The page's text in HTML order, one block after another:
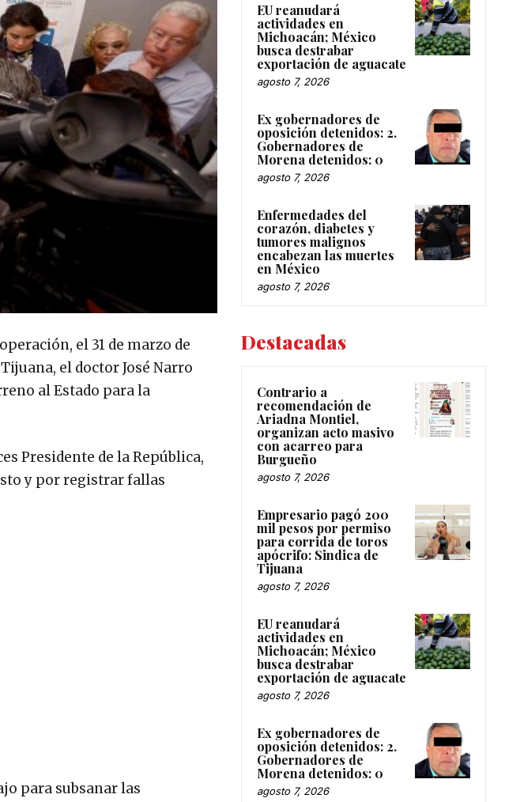
el 31 de marzo de
el doctor José Narro
al Estado para la
Presidente de la República,
y por registrar fallas
para subsanar las
EU reanudará
actividades en
Michoacán; México
busca destrabar
exportación de aguacate
agosto 7, 2026
Ex gobernadores de
oposición detenidos: 2.
Gobernadores de
Morena detenidos: 0
agosto 7, 2026
Enfermedades del
corazón, diabetes y
tumores malignos
encabezan las muertes
en México
agosto 7, 2026
Destacadas
Contrario a
recomendación de
Ariadna Montiel,
organizan acto masivo
con acarreo para
Burgueño
agosto 7, 2026
Empresario pagó 200
mil pesos por permiso
para corrida de toros
apócrifo: Sindica de
Tijuana
agosto 7, 2026
EU reanudará
actividades en
Michoacán; México
busca destrabar
exportación de aguacate
agosto 7, 2026
Ex gobernadores de
oposición detenidos: 2.
Gobernadores de
Morena detenidos: 0
agosto 7, 2026